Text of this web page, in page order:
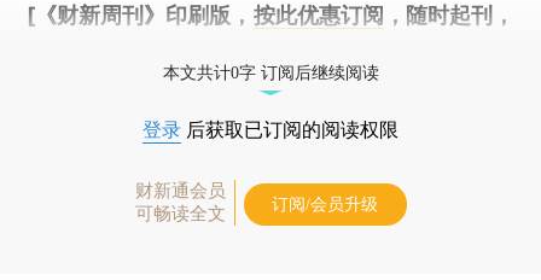
[《财新周刊》印刷版， 按此优惠订阅 ，随时起刊，
本文共计0字 订阅后继续阅读
登录 后获取已订阅的阅读权限
财新通会员
可畅读全文
订阅/会员升级